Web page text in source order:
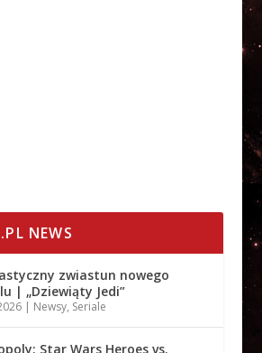
NEWS
zwiastun nowego
| „Dziewiąty Jedi”
| Newsy, Seriale
Star Wars Heroes vs.